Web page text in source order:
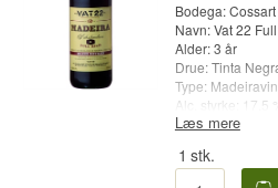
Bodega:
Navn: Vat 22
Alder: 3 år
Drue: Tinta
Type: Madeiravin
Alc. styrke: 17,5 %
75 cl.
Læs mere
1 stk.